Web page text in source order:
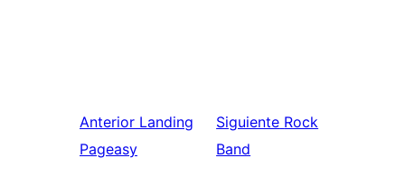
Anterior Landing
Pageasy
Siguiente Rock
Band